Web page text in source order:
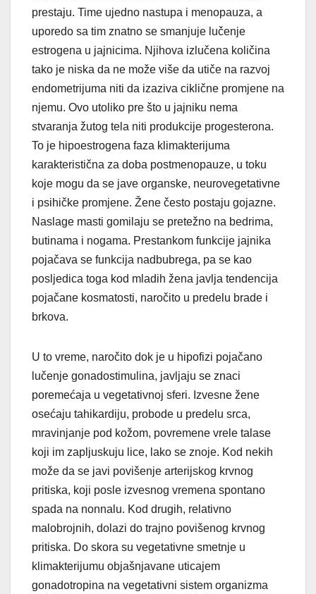
prestaju. Time ujedno nastupa i menopauza, a
uporedo sa tim znatno se smanjuje lučenje
estrogena u jajnicima. Njihova izlučena količina
tako je niska da ne može više da utiče na razvoj
endometrijuma niti da izaziva ciklične promjene na
njemu. Ovo utoliko pre što u jajniku nema
stvaranja žutog tela niti produkcije progesterona.
To je hipoestrogena faza klimakterijuma
karakteristična za doba postmenopauze, u toku
koje mogu da se jave organske, neurovegetativne
i psihičke promjene. Žene često postaju gojazne.
Naslage masti gomilaju se pretežno na bedrima,
butinama i nogama. Prestankom funkcije jajnika
pojačava se funkcija nadbubrega, pa se kao
posljedica toga kod mladih žena javlja tendencija
pojačane kosmatosti, naročito u predelu brade i
brkova.
U to vreme, naročito dok je u hipofizi pojačano
lučenje gonadostimulina, javljaju se znaci
poremećaja u vegetativnoj sferi. Izvesne žene
osećaju tahikardiju, probode u predelu srca,
mravinjanje pod kožom, povremene vrele talase
koji im zapljuskuju lice, lako se znoje. Kod nekih
može da se javi povišenje arterijskog krvnog
pritiska, koji posle izvesnog vremena spontano
spada na nonnalu. Kod drugih, relativno
malobrojnih, dolazi do trajno povišenog krvnog
pritiska. Do skora su vegetativne smetnje u
klimakterijumu objašnjavane uticajem
gonadotropina na vegetativni sistem organizma